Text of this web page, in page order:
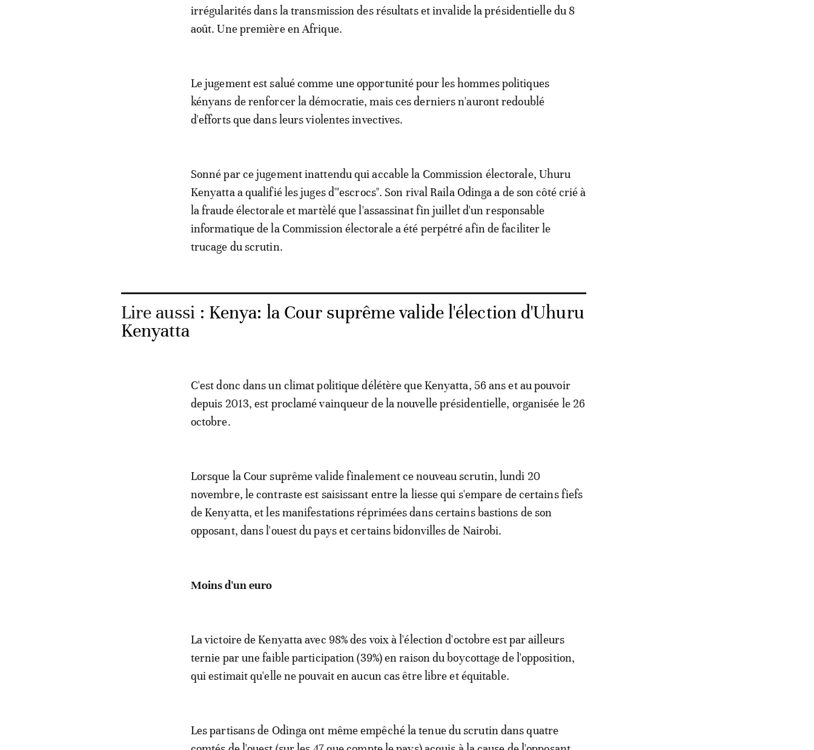
irrégularités dans la transmission des résultats et invalide la présidentielle du 8
août. Une première en Afrique.
Le jugement est salué comme une opportunité pour les hommes politiques
kényans de renforcer la démocratie, mais ces derniers n'auront redoublé
d'efforts que dans leurs violentes invectives.
Sonné par ce jugement inattendu qui accable la Commission électorale, Uhuru
Kenyatta a qualifié les juges d'"escrocs". Son rival Raila Odinga a de son côté crié à
la fraude électorale et martèlé que l'assassinat fin juillet d'un responsable
informatique de la Commission électorale a été perpétré afin de faciliter le
trucage du scrutin.
Lire aussi : Kenya: la Cour suprême valide l'élection d'Uhuru
Kenyatta
C'est donc dans un climat politique délétère que Kenyatta, 56 ans et au pouvoir
depuis 2013, est proclamé vainqueur de la nouvelle présidentielle, organisée le 26
octobre.
Lorsque la Cour suprême valide finalement ce nouveau scrutin, lundi 20
novembre, le contraste est saisissant entre la liesse qui s'empare de certains fiefs
de Kenyatta, et les manifestations réprimées dans certains bastions de son
opposant, dans l'ouest du pays et certains bidonvilles de Nairobi.
Moins d'un euro
La victoire de Kenyatta avec 98% des voix à l'élection d'octobre est par ailleurs
ternie par une faible participation (39%) en raison du boycottage de l'opposition,
qui estimait qu'elle ne pouvait en aucun cas être libre et équitable.
Les partisans de Odinga ont même empêché la tenue du scrutin dans quatre